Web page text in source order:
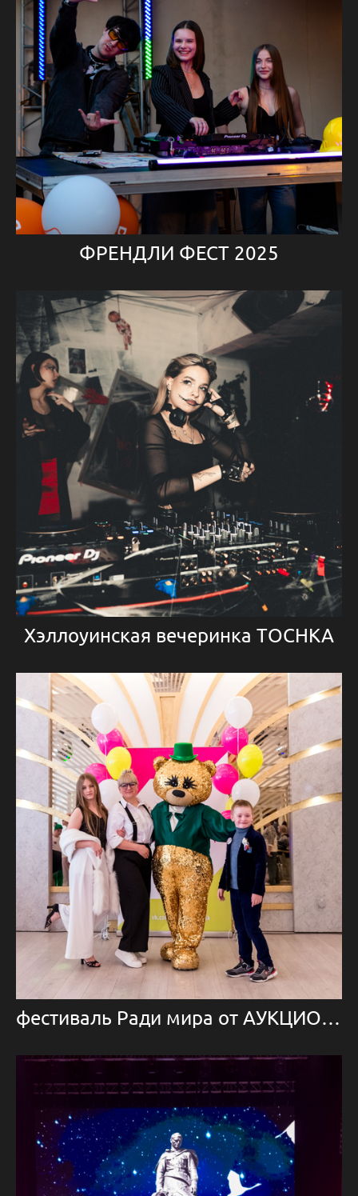
ФРЕНДЛИ ФЕСТ 2025
Хэллоуинская вечеринка TОСНКА
фестиваль Ради мира от АУКЦИОН ДОБРА 🔥